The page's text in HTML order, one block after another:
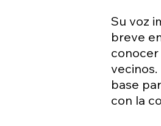
Su voz
breve
base
con la